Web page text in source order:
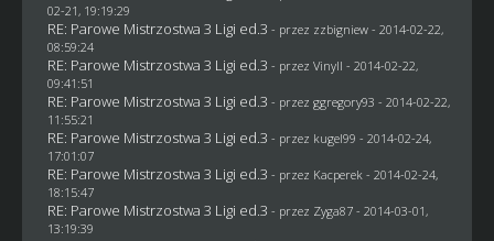
02-21, 19:19:29
RE: Parowe Mistrzostwa 3 Ligi ed.3 - przez zzbigniew- 2014-02-22,
08:59:24
RE: Parowe Mistrzostwa 3 Ligi ed.3 - przez Vinyll - 2014-02-22,
09:41:51
RE: Parowe Mistrzostwa 3 Ligi ed.3 - przez ggregory93 - 2014-02-22,
11:55:21
RE: Parowe Mistrzostwa 3 Ligi ed.3 - przez kugel99 - 2014-02-24,
17:01:07
RE: Parowe Mistrzostwa 3 Ligi ed.3 - przez Kacperek - 2014-02-24,
18:15:47
RE: Parowe Mistrzostwa 3 Ligi ed.3 - przez Zyga87- 2014-03-01,
13:19:39